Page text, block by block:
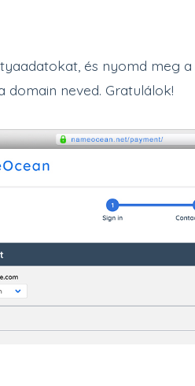
és nyomd meg
domain neved. Gratulálok!